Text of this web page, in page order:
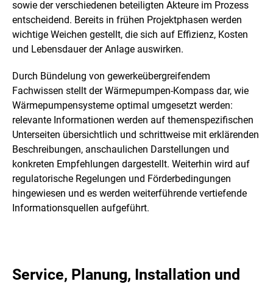
sowie der verschiedenen beteiligten Akteure im Prozess
entscheidend. Bereits in frühen Projektphasen werden
wichtige Weichen gestellt, die sich auf Effizienz, Kosten
und Lebensdauer der Anlage auswirken.
Durch Bündelung von gewerkeübergreifendem
Fachwissen stellt der Wärmepumpen-Kompass dar, wie
Wärmepumpensysteme optimal umgesetzt werden:
relevante Informationen werden auf themenspezifischen
Unterseiten übersichtlich und schrittweise mit erklärenden
Beschreibungen, anschaulichen Darstellungen und
konkreten Empfehlungen dargestellt. Weiterhin wird auf
regulatorische Regelungen und Förderbedingungen
hingewiesen und es werden weiterführende vertiefende
Informationsquellen aufgeführt.
Service, Planung, Installation und